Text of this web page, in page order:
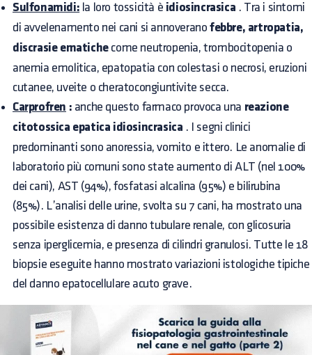
Sulfonamidi: la loro tossicità è idiosincrasica . Tra i sintomi
di avvelenamento nei cani si annoveranofebbre, artropatia,
discrasie ematichecome neutropenia, trombocitopenia o
anemia emolitica, epatopatia con colestasi o necrosi, eruzioni
cutanee, uveite o cheratocongiuntivite secca.
Carprofren : anche questo farmaco provoca una reazione
citotossica epatica idiosincrasica . I segni clinici
predominanti sono anoressia, vomito e ittero. Le anomalie di
laboratorio più comuni sono state aumento di ALT (nel 100%
dei cani), AST (94%), fosfatasi alcalina (95%) e bilirubina
(85%). L’analisi delle urine, svolta su 7 cani, ha mostrato una
possibile esistenza di danno tubulare renale, con glicosuria
senza iperglicemia, e presenza di cilindri granulosi. Tutte le 18
biopsie eseguite hanno mostrato variazioni istologiche tipiche
del danno epatocellulare acuto grave.